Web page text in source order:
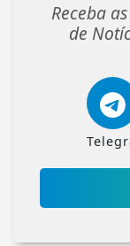
Receba
de